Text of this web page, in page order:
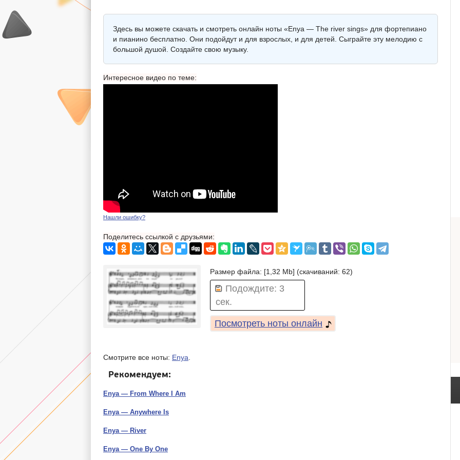
Здесь вы можете скачать и смотреть онлайн ноты «Enya — The river sings» для фортепиано
и пианино бесплатно. Они подойдут и для взрослых, и для детей. Сыграйте эту мелодию с
большой душой. Создайте свою музыку.
Интересное видео по теме:
Нашли ошибку?
Поделитесь ссылкой с друзьями:
Размер файла: [1,32 Mb] (cкачиваний: 62)
Подождите: 3
сек.
Посмотреть ноты онлайн
Смотрите все ноты: Enya
Рекомендуем:
Enya — From Where I Am
Enya — Anywhere Is
Enya — River
Enya — One By One